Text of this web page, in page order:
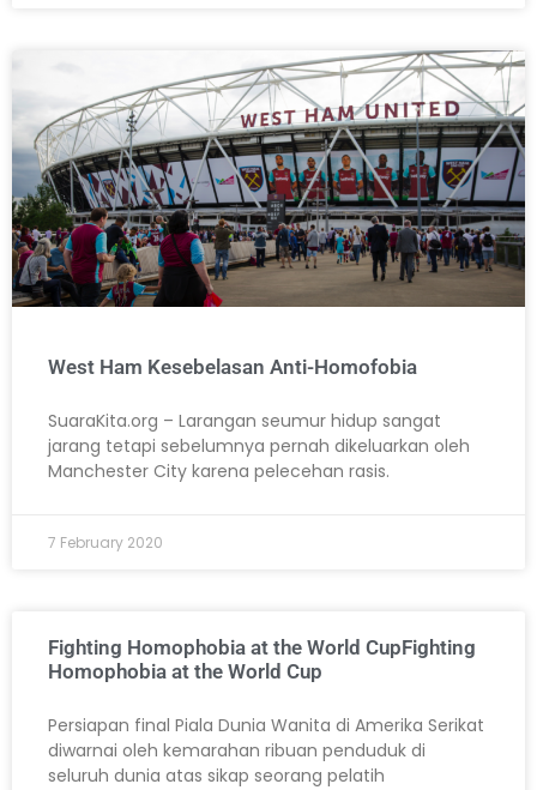
West Ham Kesebelasan Anti-Homofobia
SuaraKita.org – Larangan seumur hidup sangat
jarang tetapi sebelumnya pernah dikeluarkan oleh
Manchester City karena pelecehan rasis.
7 February 2020
Fighting Homophobia at the World CupFighting
Homophobia at the World Cup
Persiapan final Piala Dunia Wanita di Amerika Serikat
diwarnai oleh kemarahan ribuan penduduk di
seluruh dunia atas sikap seorang pelatih